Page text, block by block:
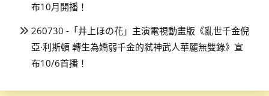
布10月開播！
260730 -「井上ほの花」主演電視動畫版《亂世千金倪
亞·利斯頓 轉生為嬌弱千金的弒神武人華麗無雙錄》宣
布10/6首播！